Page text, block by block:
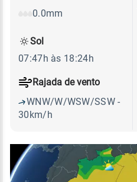
0.0mm
Rajada de vento
WNW/W/WSW/SSW -
30km/h
Sol
07:47h às 18:24h